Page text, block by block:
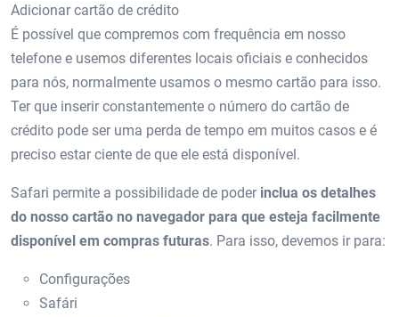
Adicionar cartão de crédito
É possível que compremos com frequência em nosso
telefone e usemos diferentes locais oficiais e conhecidos
para nós, normalmente usamos o mesmo cartão para isso.
Ter que inserir constantemente o número do cartão de
crédito pode ser uma perda de tempo em muitos casos e é
preciso estar ciente de que ele está disponível.
Safari permite a possibilidade de poderinclua os detalhes
do nosso cartão no navegador para que esteja facilmente
disponível em compras futuras. Para isso, devemos ir para:
Configurações
Safári